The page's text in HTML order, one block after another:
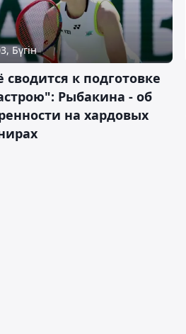
Бүгін
сводится к подготовке
Рыбакина - об
на хардовых